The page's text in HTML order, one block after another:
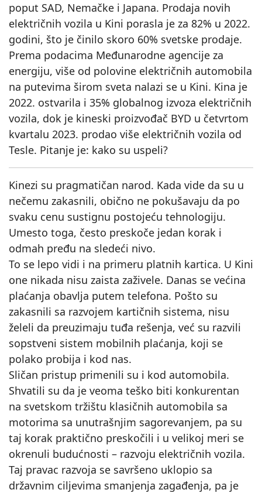
poput SAD, Nemačke i Japana. Prodaja novih
električnih vozila u Kini porasla je za 82% u 2022.
godini, što je činilo skoro 60% svetske prodaje.
Prema podacima Međunarodne agencije za
energiju, više od polovine električnih automobila
na putevima širom sveta nalazi se u Kini. Kina je
2022. ostvarila i 35% globalnog izvoza električnih
vozila, dok je kineski proizvođač BYD u četvrtom
kvartalu 2023. prodao više električnih vozila od
Tesle. Pitanje je: kako su uspeli?
Kinezi su pragmatičan narod. Kada vide da su u
nečemu zakasnili, obično ne pokušavaju da po
svaku cenu sustignu postojeću tehnologiju.
Umesto toga, često preskoče jedan korak i
odmah pređu na sledeći nivo.
To se lepo vidi i na primeru platnih kartica. U Kini
one nikada nisu zaista zaživele. Danas se većina
plaćanja obavlja putem telefona. Pošto su
zakasnili sa razvojem kartičnih sistema, nisu
želeli da preuzimaju tuđa rešenja, već su razvili
sopstveni sistem mobilnih plaćanja, koji se
polako probija i kod nas.
Sličan pristup primenili su i kod automobila.
Shvatili su da je veoma teško biti konkurentan
na svetskom tržištu klasičnih automobila sa
motorima sa unutrašnjim sagorevanjem, pa su
taj korak praktično preskočili i u velikoj meri se
okrenuli budućnosti – razvoju električnih vozila.
Taj pravac razvoja se savršeno uklopio sa
državnim ciljevima smanjenja zagađenja, pa je